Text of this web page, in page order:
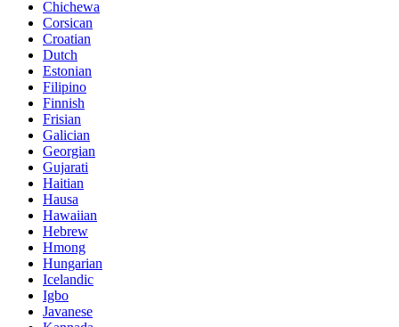
Chichewa
Corsican
Croatian
Dutch
Estonian
Filipino
Finnish
Frisian
Galician
Georgian
Gujarati
Haitian
Hausa
Hawaiian
Hebrew
Hmong
Hungarian
Icelandic
Igbo
Javanese